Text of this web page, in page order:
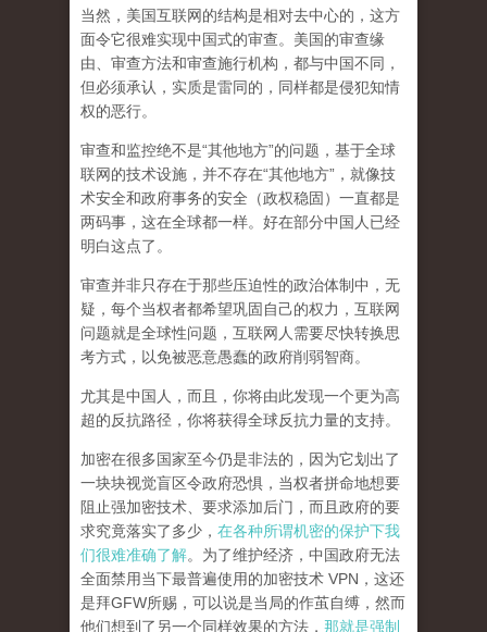
当然，美国互联网的结构是相对去中心的，这方
面令它很难实现中国式的审查。美国的审查缘
由、审查方法和审查施行机构，都与中国不同，
但必须承认， 实质是雷同的，同样都是侵犯知情
权的恶行。
审查和监控绝不是“其他地方”的问题，基于全球
联网的技术设施，并不存在“其他地方”，就像技
术安全和政府事务的安全（政权稳固）一直都是
两码事，这在全球都一样。好在部分中国人已经
明白这点了。
审查并非只存在于那些压迫性的政治体制中，无
疑，每个当权者都希望巩固自己的权力，互联网
问题就是全球性问题，互联网人需要尽快转换思
考方式，以免被恶意愚蠢的政府削弱智商。
尤其是中国人，而且，你将由此发现一个更为高
超的反抗路径，你将获得全球反抗力量的支持。
加密在很多国家至今仍是非法的，因为它划出了
一块块视觉盲区令政府恐惧，当权者拼命地想要
阻止强加密技术、要求添加后门，而且政府的要
求究竟落实了多少， 在各种所谓机密的保护下我
们很难准确了解。为了维护经济，中国政府无法
全面禁用当下最普遍使用的加密技术 VPN，这还
是拜GFW所赐，可以说是当局的作茧自缚，然而
他们想到了另一个同样效果的方法， 那就是强制